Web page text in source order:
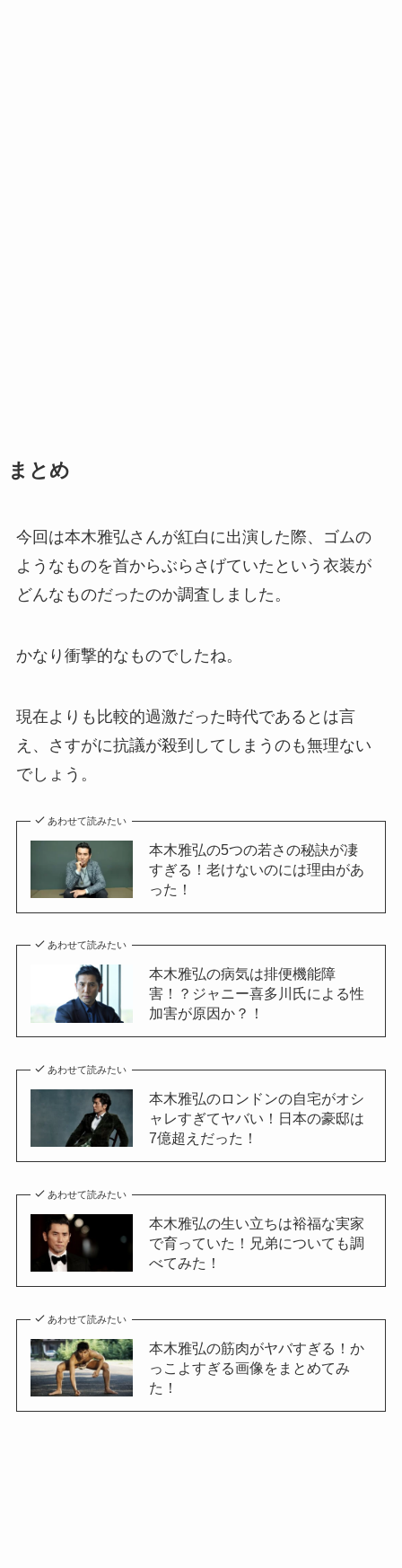
まとめ
今回は本木雅弘さんが紅白に出演した際、ゴムの
ようなものを首からぶらさげていたという衣装が
どんなものだったのか調査しました。
かなり衝撃的なものでしたね。
現在よりも比較的過激だった時代であるとは言
え、さすがに抗議が殺到してしまうのも無理ない
でしょう。
あわせて読みたい
本木雅弘の5つの若さの秘訣が凄
すぎる！老けないのには理由があ
った！
あわせて読みたい
本木雅弘の病気は排便機能障
害！？ジャニー喜多川氏による性
加害が原因か？！
あわせて読みたい
本木雅弘のロンドンの自宅がオシ
ャレすぎてヤバい！日本の豪邸は
7億超えだった！
あわせて読みたい
本木雅弘の生い立ちは裕福な実家
で育っていた！兄弟についても調
べてみた！
あわせて読みたい
本木雅弘の筋肉がヤバすぎる！か
っこよすぎる画像をまとめてみ
た！